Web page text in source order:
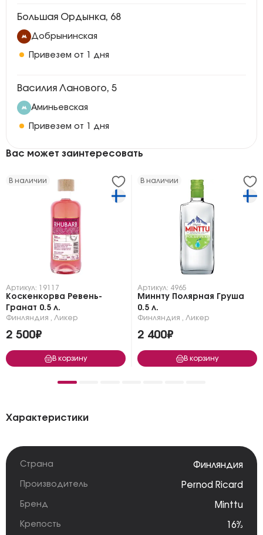
Большая Ордынка, 68
Добрынинская
Привезем от 1 дня
Василия Ланового, 5
Аминьевская
Привезем от 1 дня
Вас может заинтересовать
В наличии
Артикул: 19117
Коскенкорва Ревень-
Гранат 0.5 л.
Финляндия Ликер
2 500₽
В корзину
В наличии
Артикул: 4965
Миннту Полярная Груша
0.5 л.
Финляндия Ликер
2 400₽
В корзину
Характеристики
Страна Финляндия
Производитель Pernod Ricard
Бренд Minttu
Крепость 16%